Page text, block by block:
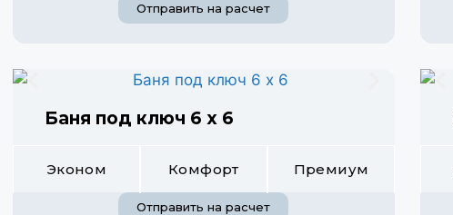
Отправить на расчет
Баня под ключ 6 х 6
Эконом Комфорт Премиум
Отправить на расчет